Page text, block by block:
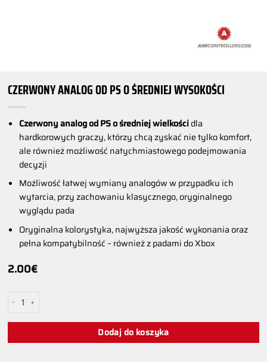
CZERWONY ANALOG OD PS O ŚREDNIEJ WYSOKOŚCI
Czerwony analog od PS o średniej wielkościdla
hardkorowych graczy, którzy chcą zyskać nie tylko komfort,
ale również możliwość natychmiastowego podejmowania
decyzji
Możliwość łatwej wymiany analogów w przypadku ich
wytarcia, przy zachowaniu klasycznego, oryginalnego
wyglądu pada
Oryginalna kolorystyka, najwyższa jakość wykonania oraz
pełna kompatybilność – również z padami do Xbox
2.00€
ilość Czerwony analog od PS o średniej wysokości
Dodaj do koszyka